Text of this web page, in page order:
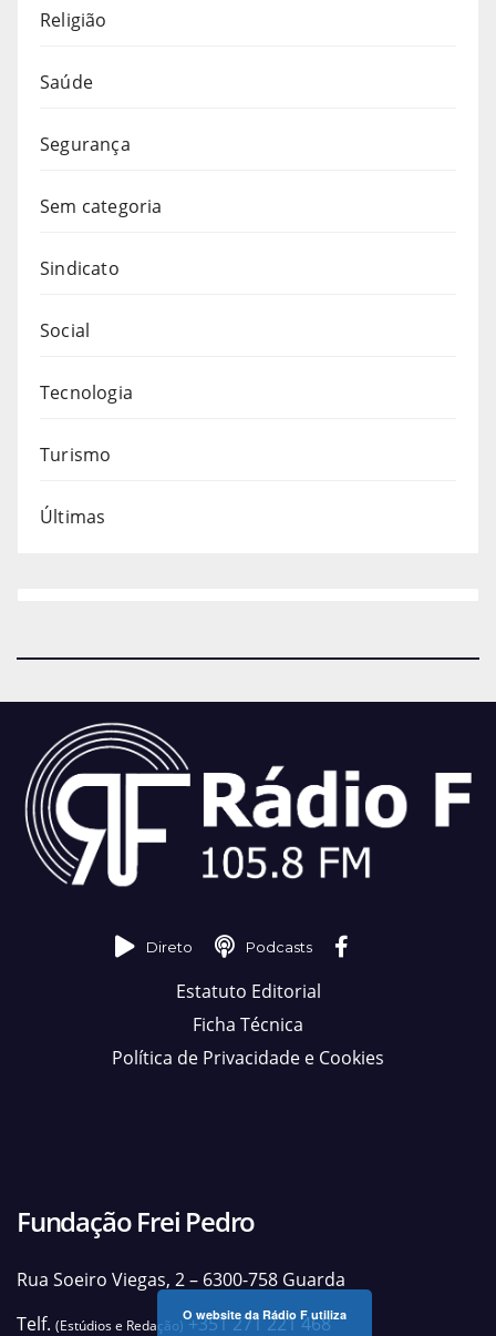
Religião
Saúde
Segurança
Sem categoria
Sindicato
Social
Tecnologia
Turismo
Últimas
Direto Podcasts
Estatuto Editorial
Ficha Técnica
Política de Privacidade e Cookies
Fundação Frei Pedro
Rua Soeiro Viegas, 2 – 6300-758 Guarda
Telf. (Estúdios e Redação)+351 271 221 468
O website da Rádio F utiliza